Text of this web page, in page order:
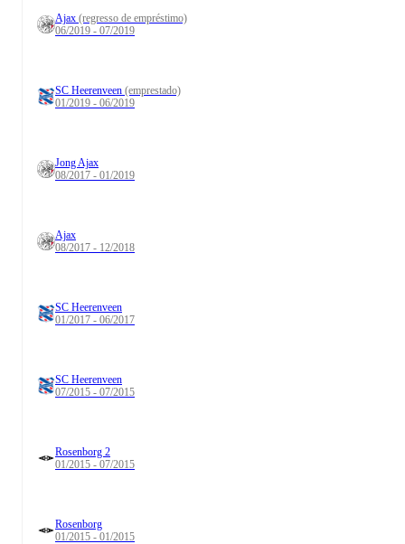
Ajax (regresso de empréstimo)
06/2019 - 07/2019
SC Heerenveen (emprestado)
01/2019 - 06/2019
Jong Ajax
08/2017 - 01/2019
Ajax
08/2017 - 12/2018
SC Heerenveen
01/2017 - 06/2017
SC Heerenveen
07/2015 - 07/2015
Rosenborg 2
01/2015 - 07/2015
Rosenborg
01/2015 - 01/2015